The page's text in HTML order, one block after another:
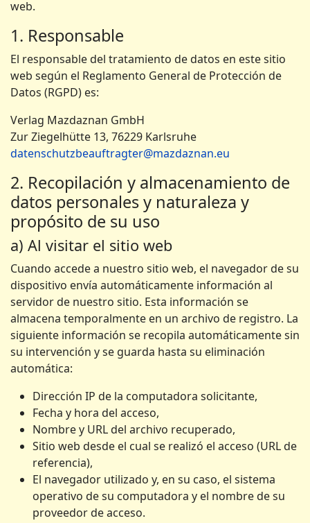
web.
1. Responsable
El responsable del tratamiento de datos en este sitio
web según el Reglamento General de Protección de
Datos (RGPD) es:
Verlag Mazdaznan GmbH
Zur Ziegelhütte 13, 76229 Karlsruhe
datenschutzbeauftragter@mazdaznan.eu
2. Recopilación y almacenamiento de
datos personales y naturaleza y
propósito de su uso
a) Al visitar el sitio web
Cuando accede a nuestro sitio web, el navegador de su
dispositivo envía automáticamente información al
servidor de nuestro sitio. Esta información se
almacena temporalmente en un archivo de registro. La
siguiente información se recopila automáticamente sin
su intervención y se guarda hasta su eliminación
automática:
Dirección IP de la computadora solicitante,
Fecha y hora del acceso,
Nombre y URL del archivo recuperado,
Sitio web desde el cual se realizó el acceso (URL de
referencia),
El navegador utilizado y, en su caso, el sistema
operativo de su computadora y el nombre de su
proveedor de acceso.